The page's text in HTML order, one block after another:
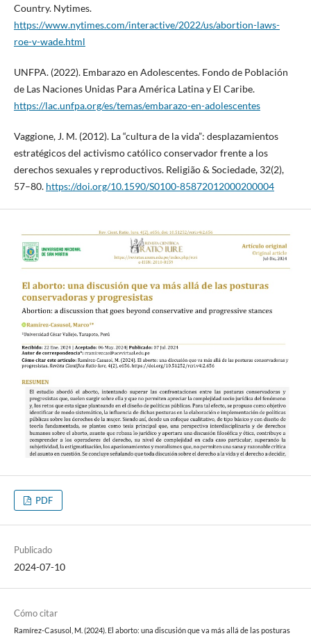
Country. Nytimes.
https://www.nytimes.com/interactive/2022/us/abortion-laws-
roe-v-wade.html
UNFPA. (2022). Embarazo en Adolescentes. Fondo de Población
de Las Naciones Unidas Para América Latina y El Caribe.
https://lac.unfpa.org/es/temas/embarazo-en-adolescentes
Vaggione, J. M. (2012). La “cultura de la vida”: desplazamientos
estratégicos del activismo católico conservador frente a los
derechos sexuales y reproductivos. Religião & Sociedade, 32(2),
57–80. https://doi.org/10.1590/S0100-85872012000200004
PDF
Publicado
2024-07-10
Cómo citar
Ramírez-Casusol, M. (2024). El aborto: una discusión que va más allá de las posturas